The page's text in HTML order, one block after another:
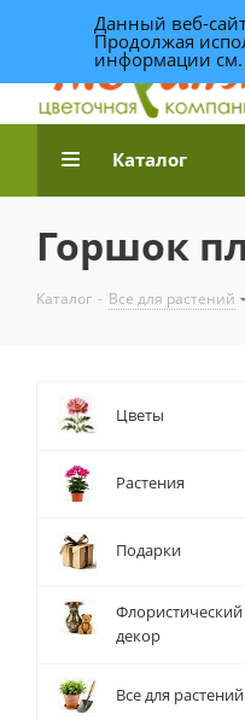
Каталог
Горшок
Каталог - Все для растений
Цветы
Растения
Подарки
Флористический
декор
Все для растений
Данный веб-
Продолжая
информации см.